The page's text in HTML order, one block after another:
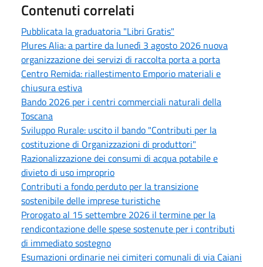
Contenuti correlati
Pubblicata la graduatoria "Libri Gratis"
Plures Alia: a partire da lunedì 3 agosto 2026 nuova
organizzazione dei servizi di raccolta porta a porta
Centro Remida: riallestimento Emporio materiali e
chiusura estiva
Bando 2026 per i centri commerciali naturali della
Toscana
Sviluppo Rurale: uscito il bando "Contributi per la
costituzione di Organizzazioni di produttori"
Razionalizzazione dei consumi di acqua potabile e
divieto di uso improprio
Contributi a fondo perduto per la transizione
sostenibile delle imprese turistiche
Prorogato al 15 settembre 2026 il termine per la
rendicontazione delle spese sostenute per i contributi
di immediato sostegno
Esumazioni ordinarie nei cimiteri comunali di via Caiani